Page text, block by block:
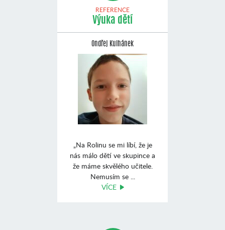
REFERENCE
Výuka dětí
Ondřej Kulhánek
„Na Rolinu se mi líbí, že je
nás málo dětí ve skupince a
že máme skvělého učitele.
Nemusím se ...
VÍCE